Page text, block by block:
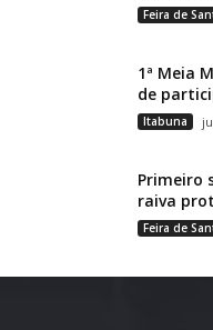
Feira de
1ª Meia
de
Itabuna
Primeiro
raiva
Feira de